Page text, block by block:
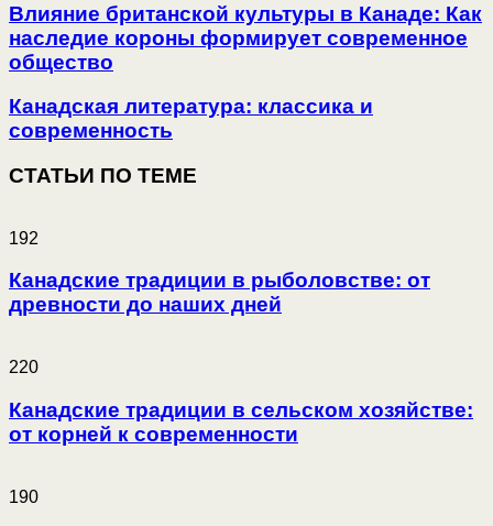
Влияние британской культуры в Канаде: Как
наследие короны формирует современное
общество
Канадская литература: классика и
современность
СТАТЬИ ПО ТЕМЕ
192
Канадские традиции в рыболовстве: от
древности до наших дней
220
Канадские традиции в сельском хозяйстве:
от корней к современности
190